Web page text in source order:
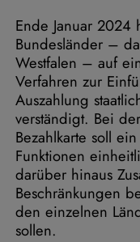
Ende Januar
Bundesländer –
Westfalen – auf
Verfahren zur
Auszahlung
verständigt. Bei
Bezahlkarte soll
Funktionen
darüber hinaus
Beschränkungen
den einzelnen
sollen.